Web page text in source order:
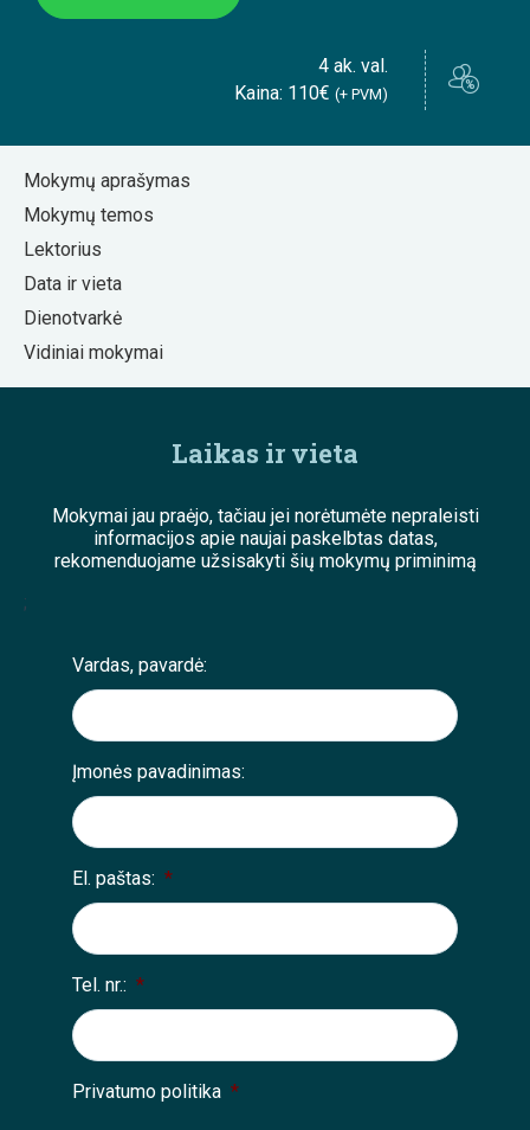
4 ak. val.
Kaina: 110€ (+ PVM)
Mokymų aprašymas
Mokymų temos
Lektorius
Data ir vieta
Dienotvarkė
Vidiniai mokymai
Laikas ir vieta
Mokymai jau praėjo, tačiau jei norėtumėte nepraleisti
informacijos apie naujai paskelbtas datas,
rekomenduojame užsisakyti šių mokymų priminimą
;
Vardas, pavardė:
Įmonės pavadinimas:
El. paštas: *
Tel. nr.: *
Privatumo politika *